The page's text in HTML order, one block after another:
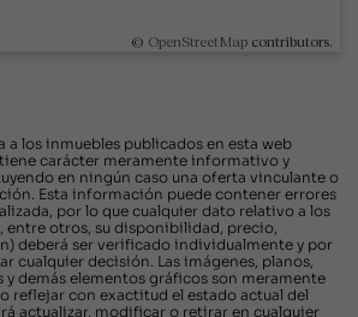
© OpenStreetMap contributors.
los inmuebles publicados en esta web
carácter meramente informativo y
en ningún caso una oferta vinculante o
Esta información puede contener errores
por lo que cualquier dato relativo a los
entre otros, su disponibilidad, precio,
deberá ser verificado individualmente y por
cualquier decisión. Las imágenes, planos,
demás elementos gráficos son meramente
reflejar con exactitud el estado actual del
actualizar, modificar o retirar en cualquier